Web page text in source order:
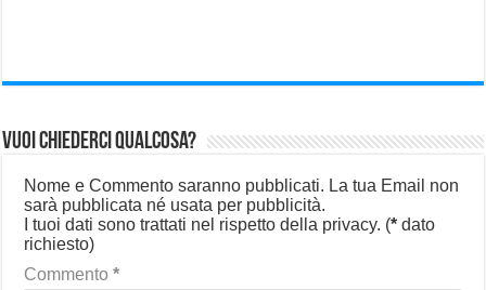
Vuoi chiederci qualcosa?
Nome e Commento saranno pubblicati. La tua Email non
sarà pubblicata né usata per pubblicità.
I tuoi dati sono trattati nel rispetto della privacy. (* dato
richiesto)
Commento*